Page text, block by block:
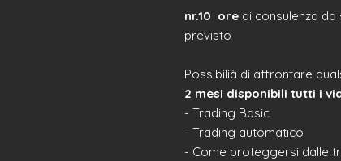
nr.10 ore di consulenza
previsto
Possibilià di affrontare
2 mesi disponibili tutti i
- Trading Basic
- Trading automatico
- Come proteggersi dalle